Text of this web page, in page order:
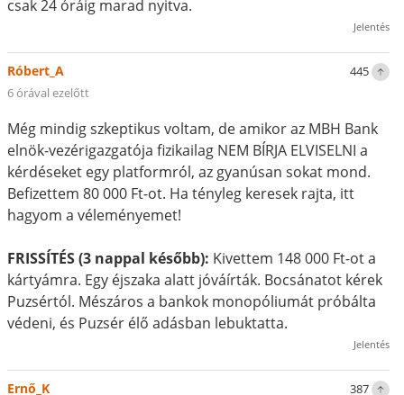
csak 24 óráig marad nyitva.
Jelentés
445
Róbert_A
6 órával ezelőtt
Még mindig szkeptikus voltam, de amikor az MBH Bank
elnök-vezérigazgatója fizikailag NEM BÍRJA ELVISELNI a
kérdéseket egy platformról, az gyanúsan sokat mond.
Befizettem 80 000 Ft-ot. Ha tényleg keresek rajta, itt
hagyom a véleményemet!
FRISSÍTÉS (3 nappal később): Kivettem 148 000 Ft-ot a
kártyámra. Egy éjszaka alatt jóváírták. Bocsánatot kérek
Puzsértól. Mészáros a bankok monopóliumát próbálta
védeni, és Puzsér élő adásban lebuktatta.
Jelentés
387
Ernő_K